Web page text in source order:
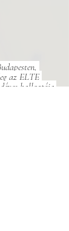
az ELTE
hallgatója.